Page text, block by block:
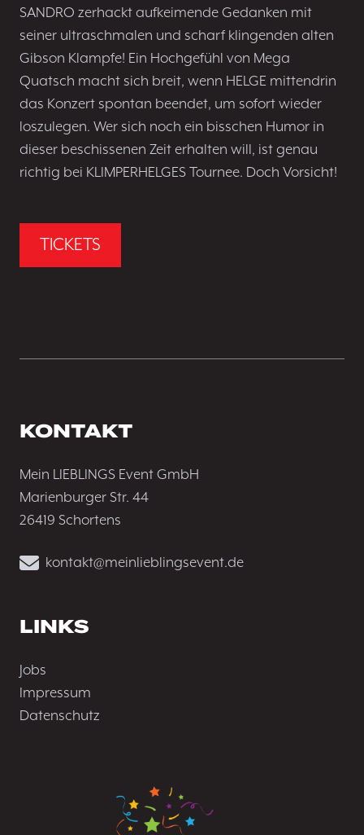
SANDRO zerhackt aufkeimende Gedanken mit
seiner ultraschmalen und scharf klingenden alten
Gibson Klampfe! Ein Hochgefühl von Mega
Quatsch macht sich breit, wenn HELGE mittendrin
das Konzert spontan beendet, um sofort wieder
loszulegen. Wer sich noch ein bisschen Humor in
dieser beschissenen Zeit erhalten will, ist genau
richtig bei KLIMPERHELGES Tournee. Doch Vorsicht!
TICKETS
KONTAKT
Mein LIEBLINGS Event GmbH
Marienburger Str. 44
26419 Schortens
kontakt@meinlieblingsevent.de
LINKS
Jobs
Impressum
Datenschutz